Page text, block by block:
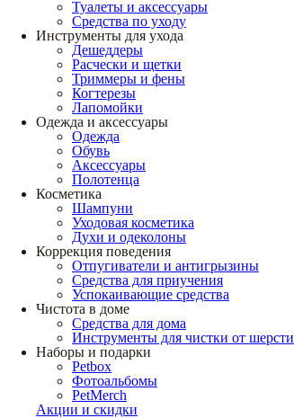
Туалеты и аксессуары
Средства по уходу
Инструменты для ухода
Дешеддеры
Расчески и щетки
Триммеры и фены
Когтерезы
Лапомойки
Одежда и аксессуары
Одежда
Обувь
Аксессуары
Полотенца
Косметика
Шампуни
Уходовая косметика
Духи и одеколоны
Коррекция поведения
Отпугиватели и антигрызины
Средства для приучения
Успокаивающие средства
Чистота в доме
Средства для дома
Инструменты для чистки от шерсти
Наборы и подарки
Petbox
Фотоальбомы
PetMerch
Акции и скидки